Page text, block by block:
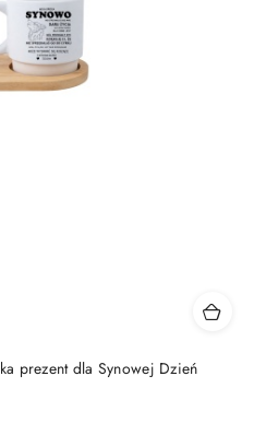
prezent dla Synowej Dzień